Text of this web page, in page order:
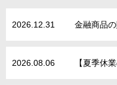
2026.12.31
2026.08.06